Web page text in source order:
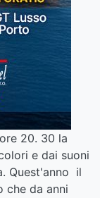
20. 30 la
e dai suoni
Quest'anno il
che da anni